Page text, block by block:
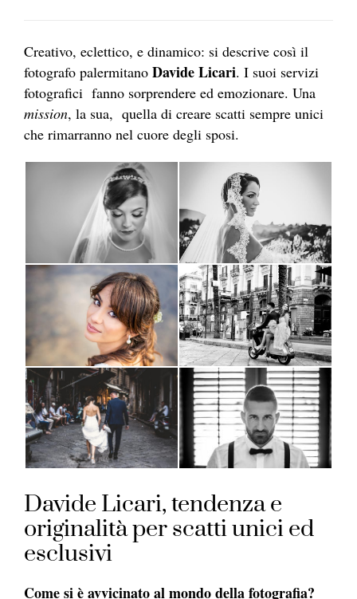
Creativo, eclettico, e dinamico: si descrive così il
fotografo palermitano Davide Licari. I suoi servizi
fotografici fanno sorprendere ed emozionare. Una
mission, la sua, quella di creare scatti sempre unici
che rimarranno nel cuore degli sposi.
Davide Licari, tendenza e
originalità per scatti unici ed
esclusivi
Come si è avvicinato al mondo della fotografia?